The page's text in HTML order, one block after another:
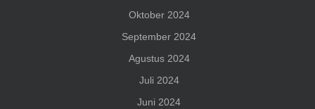
Oktober 2024
September 2024
Agustus 2024
Juli 2024
Juni 2024